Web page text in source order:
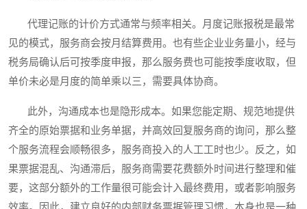
代理记账的计价方式通常与频率相关。月度记账报税是最常
见的模式，服务商会按月结算费用。也有些企业业务量小，经与
税务局确认后可按季度申报，那么服务费也可能按季度收取，但
单价未必是月度的简单乘以三，需要具体协商。
此外，沟通成本也是隐形成本。如果您能定期、规范地提供
齐全的原始票据和业务单据，并高效回复服务商的询问，那么整
个服务流程会顺畅很多，服务商投入的人工工时也少。反之，如
果票据混乱、沟通滞后，服务商需要花费额外时间进行整理和催
要，这部分额外的工作量很可能会计入最终费用，或者影响服务
效率。因此，建立良好的内部财务票据管理习惯，本身也是一种